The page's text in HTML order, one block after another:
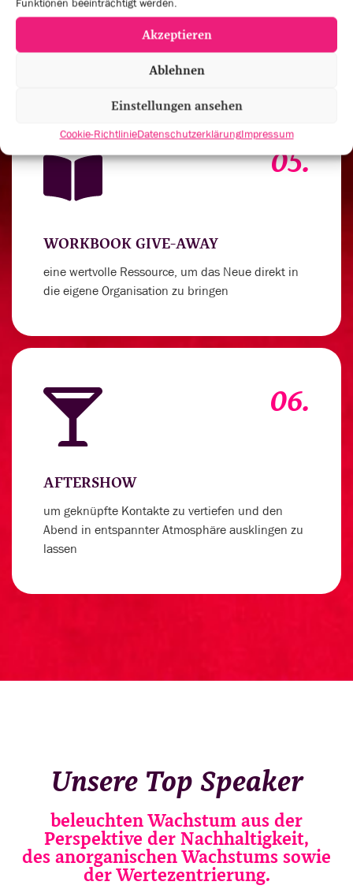
Akzeptieren
Ablehnen
Einstellungen ansehen
Cookie-RichtlinieDatenschutzerklärungImpressum
Leistungen anzukurbeln
05.
WORKBOOK GIVE-AWAY
eine wertvolle Ressource, um das Neue direkt in
die eigene Organisation zu bringen
06.
AFTERSHOW
um geknüpfte Kontakte zu vertiefen und den
Abend in entspannter Atmosphäre ausklingen zu
lassen
Unsere Top Speaker
beleuchten Wachstum aus der
Perspektive der Nachhaltigkeit,
des anorganischen Wachstums sowie
der Wertezentrierung.